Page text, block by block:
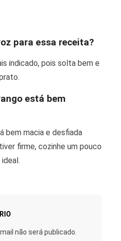
para essa receita?
indicado, pois solta bem e
está bem
bem macia e desfiada
firme, cozinhe um pouco
não será publicado.